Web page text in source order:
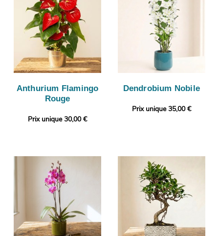
Anthurium Flamingo
Rouge
Prix unique 30,00 €
Dendrobium Nobile
Prix unique 35,00 €